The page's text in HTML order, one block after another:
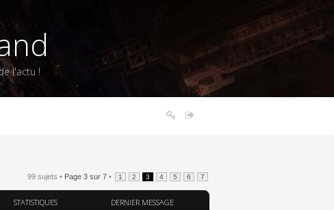
l'actu !
99 sujets • Page 3 sur 7 • 1 2 3 4 5 6 7
STATISTIQUES DERNIER MESSAGE